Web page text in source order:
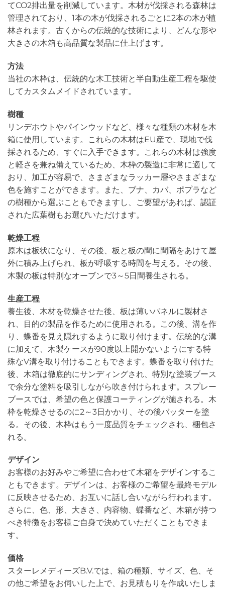
てCO2排出量を削減しています。木材が伐採される森林は
管理されており、1本の木が伐採されるごとに2本の木が植
林されます。古くからの伝統的な技術により、どんな形や
大きさの木箱も高品質な製品に仕上げます。
方法
当社の木枠は、伝統的な木工技術と半自動生産工程を駆使
してカスタムメイドされています。
樹種
リンデホウトやパインウッドなど、様々な種類の木材を木
箱に使用しています。これらの木材はEU産で、現地で伐
採されるため、すぐに入手できます。これらの木材は強度
と軽さを兼ね備えているため、木枠の製造に非常に適して
おり、加工が容易で、さまざまなラッカー層やさまざまな
色を施すことができます。また、ブナ、カバ、ポプラなど
の樹種から選ぶこともできますし、ご要望があれば、認証
された広葉樹もお選びいただけます。
乾燥工程
原木は板状になり、その後、板と板の間に間隔をあけて屋
外に積み上げられ、板が呼吸する時間を与える。その後、
木製の板は特別なオーブンで3～5日間養生される。
生産工程
養生後、木材を乾燥させた後、板は薄いパネルに製材さ
れ、目的の製品を作るために使用される。この後、溝を作
り、蝶番を見え隠れするように取り付けます。伝統的な溝
に加えて、木製ケースが90度以上開かないようにする特
殊なV溝を取り付けることもできます。蝶番を取り付けた
後、木箱は徹底的にサンディングされ、特別な塗装ブース
で余分な塗料を吸引しながら吹き付けられます。スプレー
ブースでは、希望の色と保護コーティングが施される。木
枠を乾燥させるのに2～3日かかり、その後バッターを塗
る。その後、木枠はもう一度品質をチェックされ、梱包さ
れる。
デザイン
お客様のお好みやご希望に合わせて木箱をデザインするこ
ともできます。デザインは、お客様のご希望を最終モデル
に反映させるため、お互いに話し合いながら行われます。
さらに、色、形、大きさ、内容物、蝶番など、木箱が持つ
べき特徴をお客様ご自身で決めていただくこともできま
す。
価格
スターレメディーズB.V.では、箱の種類、サイズ、色、そ
の他ご希望をお伺いした上で、お見積もりを作成いたしま